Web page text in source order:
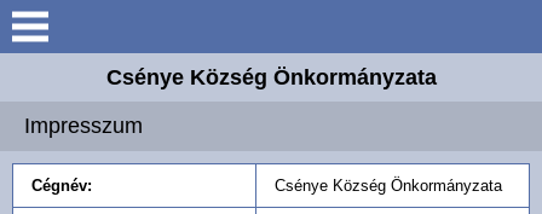
Keresés
Elérhetőségek
Csénye Község Önkormányzata
Impresszum
Cégnév: Csénye Község Önkormányzata